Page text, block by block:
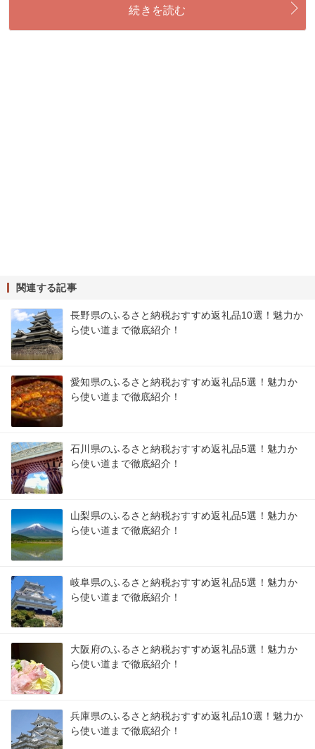
続きを読む
関連する記事
長野県のふるさと納税おすすめ返礼品10選！魅力か
ら使い道まで徹底紹介！
愛知県のふるさと納税おすすめ返礼品5選！魅力か
ら使い道まで徹底紹介！
石川県のふるさと納税おすすめ返礼品5選！魅力か
ら使い道まで徹底紹介！
山梨県のふるさと納税おすすめ返礼品5選！魅力か
ら使い道まで徹底紹介！
岐阜県のふるさと納税おすすめ返礼品5選！魅力か
ら使い道まで徹底紹介！
大阪府のふるさと納税おすすめ返礼品5選！魅力か
ら使い道まで徹底紹介！
兵庫県のふるさと納税おすすめ返礼品10選！魅力か
ら使い道まで徹底紹介！